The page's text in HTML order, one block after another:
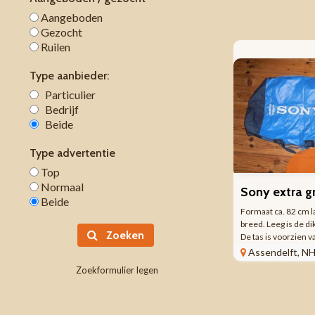
Aangeboden
Gezocht
Ruilen
Type aanbieder:
Particulier
Bedrijf
Beide
Type advertentie
Top
Normaal
Beide
Zoeken
Zoekformulier legen
Formaat ca. 82 cm
breed. Leeg is de
De tas is voorzien
en twee
gebruik als rugzak.
Assendelft, NH